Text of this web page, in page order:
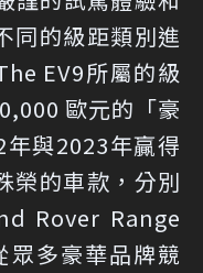
同的級距類別進
EV9所屬的級
歐元的「豪
與2023年贏得
榮的車款，分別
Rover Range
眾多豪華品牌競